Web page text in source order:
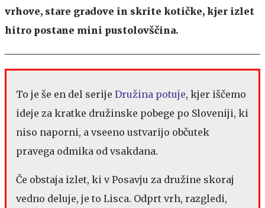
vrhove, stare gradove in skrite kotičke, kjer izlet
hitro postane mini pustolovščina.
To je še en del serije Družina potuje, kjer iščemo
ideje za kratke družinske pobege po Sloveniji, ki
niso naporni, a vseeno ustvarijo občutek
pravega odmika od vsakdana.
Če obstaja izlet, ki v Posavju za družine skoraj
vedno deluje, je to Lisca. Odprt vrh, razgledi,